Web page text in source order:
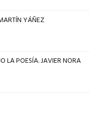
YÁÑEZ
LA POESÍA. JAVIER NORA